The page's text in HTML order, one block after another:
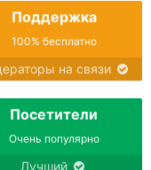
Поддержка
100% бесплатно
на связи
Посетители
Очень популярно
Лучший